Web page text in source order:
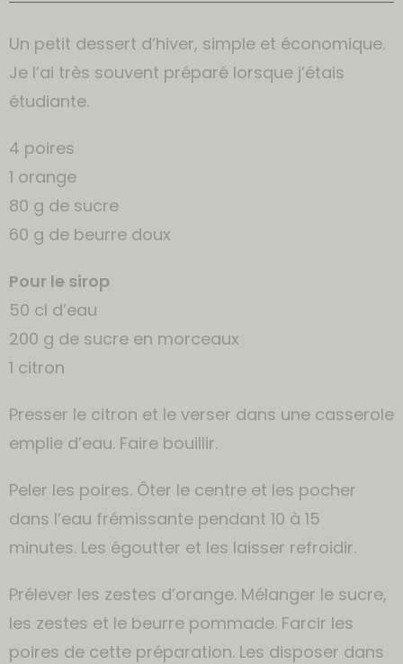
Un petit dessert d’hiver, simple et économique.
Je l’ai très souvent préparé lorsque j’étais
étudiante.
4 poires
1 orange
80 g de sucre
60 g de beurre doux
Pour le sirop
50 cl d’eau
200 g de sucre en morceaux
1 citron
Presser le citron et le verser dans une casserole
emplie d’eau. Faire bouillir.
Peler les poires. Ôter le centre et les pocher
dans l’eau frémissante pendant 10 à 15
minutes. Les égoutter et les laisser refroidir.
Prélever les zestes d’orange. Mélanger le sucre,
les zestes et le beurre pommade. Farcir les
poires de cette préparation. Les disposer dans